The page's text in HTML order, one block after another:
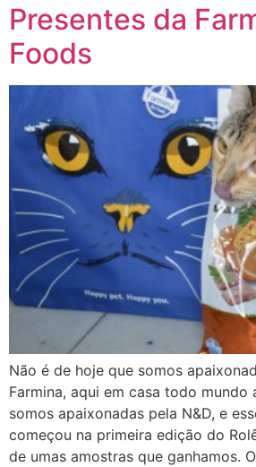
Presentes da
Foods
Não é de hoje que somos
Farmina, aqui em casa todo mundo
somos apaixonadas pela N&D, e
começou na primeira edição do
de umas amostras que ganhamos.